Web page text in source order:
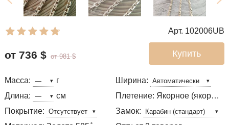
Арт. 102006UB
Купить
от 736 $ от 981 $
Масса: г
Ширина:
Длина:
см
Плетение: Якорное (якорь) с гранями (золото)
Покрытие:
Замок: